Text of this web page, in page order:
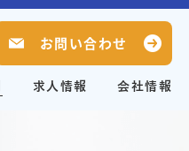
お問い合わせ
求人情報 会社情報